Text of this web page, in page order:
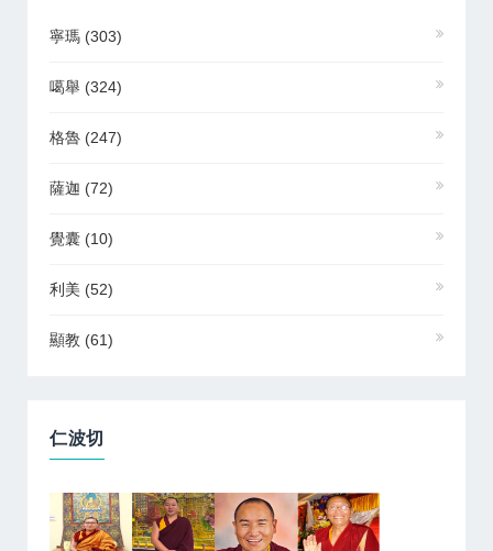
寧瑪 (303)
噶舉 (324)
格魯 (247)
薩迦 (72)
覺囊 (10)
利美 (52)
顯教 (61)
仁波切